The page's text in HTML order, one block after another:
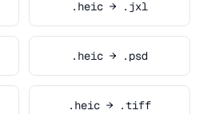
.heic → .jxl
.heic → .psd
.heic → .tiff